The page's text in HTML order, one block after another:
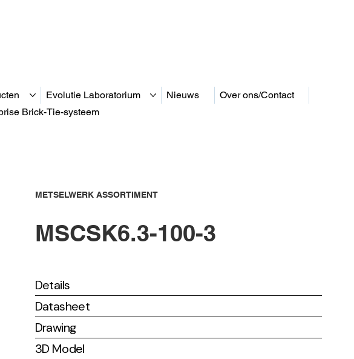
Evolutie Laboratorium Nieuws
Over ons/Contact
Brick-Tie-systeem
METSELWERK ASSORTIMENT
MSCSK6.3-100-3
Details
Datasheet
Drawing
3D Model